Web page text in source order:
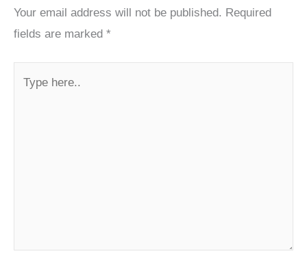
Your email address will not be published. Required
fields are marked *
here..